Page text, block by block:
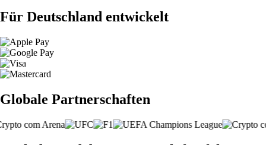
Für Deutschland entwickelt
Globale Partnerschaften